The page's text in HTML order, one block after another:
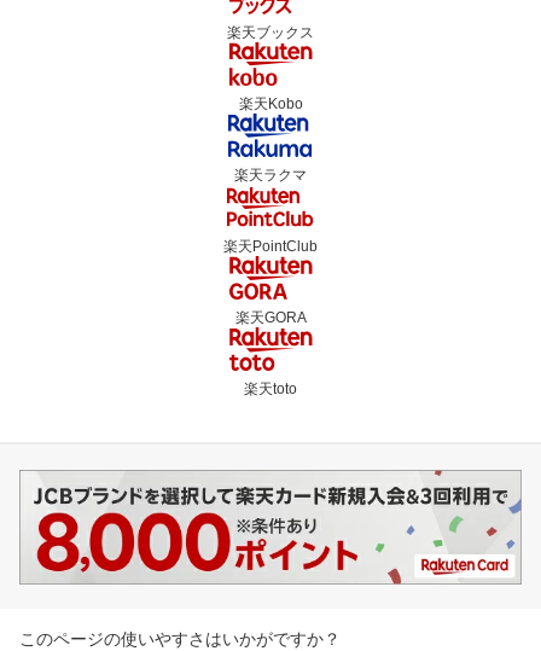
楽天ブックス
楽天Kobo
楽天ラクマ
楽天PointClub
楽天GORA
楽天toto
このページの使いやすさはいかがですか？